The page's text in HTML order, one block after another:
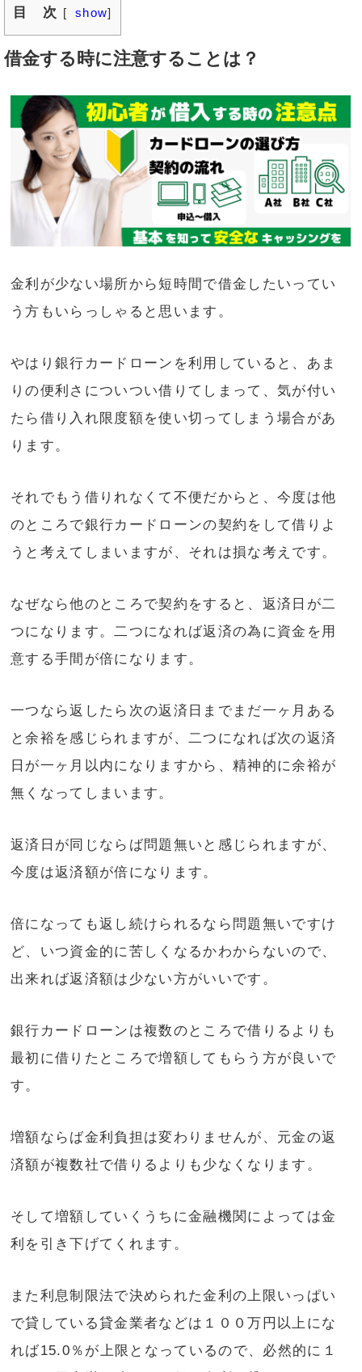
目 次 [ show]
借金する時に注意することは？
金利が少ない場所から短時間で借金したいってい
う方もいらっしゃると思います。
やはり銀行カードローンを利用していると、あま
りの便利さについつい借りてしまって、気が付い
たら借り入れ限度額を使い切ってしまう場合があ
ります。
それでもう借りれなくて不便だからと、今度は他
のところで銀行カードローンの契約をして借りよ
うと考えてしまいますが、それは損な考えです。
なぜなら他のところで契約をすると、返済日が二
つになります。二つになれば返済の為に資金を用
意する手間が倍になります。
一つなら返したら次の返済日までまだ一ヶ月ある
と余裕を感じられますが、二つになれば次の返済
日が一ヶ月以内になりますから、精神的に余裕が
無くなってしまいます。
返済日が同じならば問題無いと感じられますが、
今度は返済額が倍になります。
倍になっても返し続けられるなら問題無いですけ
ど、いつ資金的に苦しくなるかわからないので、
出来れば返済額は少ない方がいいです。
銀行カードローンは複数のところで借りるよりも
最初に借りたところで増額してもらう方が良いで
す。
増額ならば金利負担は変わりませんが、元金の返
済額が複数社で借りるよりも少なくなります。
そして増額していくうちに金融機関によっては金
利を引き下げてくれます。
また利息制限法で決められた金利の上限いっぱい
で貸している貸金業者などは１００万円以上にな
れば15.0％が上限となっているので、必然的に１